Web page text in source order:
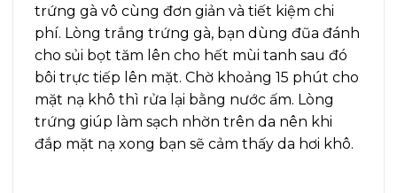
trứng gà vô cùng đơn giản và tiết kiệm chi
phí. Lòng trắng trứng gà, bạn dùng đũa đánh
cho sủi bọt tăm lên cho hết mùi tanh sau đó
bôi trực tiếp lên mặt. Chờ khoảng 15 phút cho
mặt nạ khô thì rửa lại bằng nước ấm. Lòng
trứng giúp làm sạch nhờn trên da nên khi
đắp mặt nạ xong bạn sẽ cảm thấy da hơi khô.